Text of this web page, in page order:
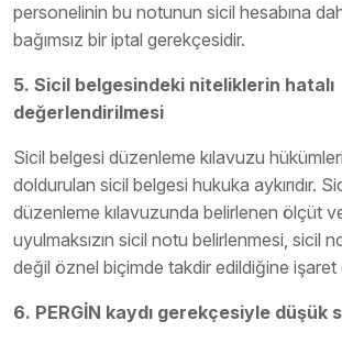
personelinin bu notunun sicil hesabına
bağımsız bir iptal gerekçesidir.
5. Sicil belgesindeki niteliklerin hatalı
değerlendirilmesi
Sicil belgesi düzenleme kılavuzu
doldurulan sicil belgesi hukuka aykırıdır.
düzenleme kılavuzunda belirlenen ölçüt
uyulmaksızın sicil notu belirlenmesi, sicil
değil öznel biçimde takdir edildiğine işaret
6. PERGİN kaydı gerekçesiyle düşük